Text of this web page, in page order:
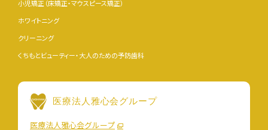
小児矯正（床矯正・マウスピース矯正）
ホワイトニング
クリーニング
くちもとビューティー・大人のための予防歯科
医療法人雅心会グループ
医療法人雅心会グループ